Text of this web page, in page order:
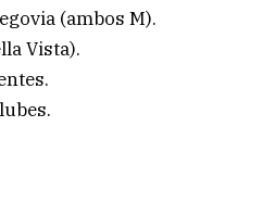
(ambos M).
Vista).